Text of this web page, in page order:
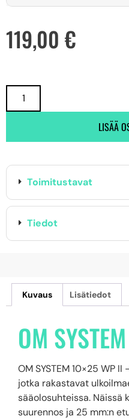
119,00 €
LISÄÄ
Toimitustavat
Tiedot
Kuvaus Lisätiedot
OM
OM SYSTEM 10×25 WP
jotka rakastavat
sääolosuhteissa. Näissä
suurennos ja 25 mm:n